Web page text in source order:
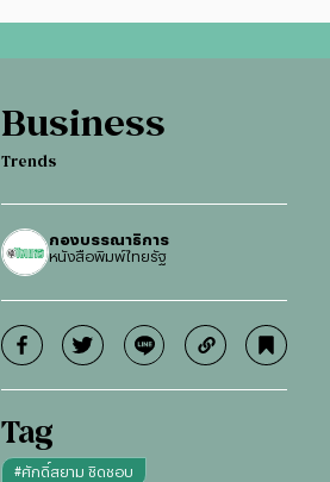
Business
Trends
กองบรรณาธิการ
หนังสือพิมพ์ไทยรัฐ
Tag
#ศักดิ์สยาม ชิดชอบ